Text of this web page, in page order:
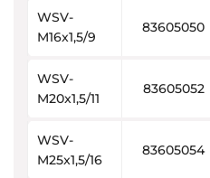
WSV-
M16x1,5/9
83605050
WSV-
M20x1,5/11
83605052
WSV-
M25x1,5/16
83605054